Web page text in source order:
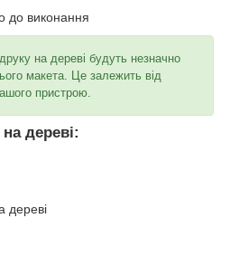
до виконання
на дереві будуть незначно
макета. Це залежить від
пристрою.
дереві:
дереві